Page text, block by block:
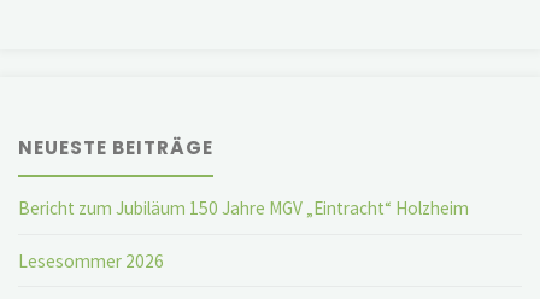
NEUESTE BEITRÄGE
Bericht zum Jubiläum 150 Jahre MGV „Eintracht“ Holzheim
Lesesommer 2026